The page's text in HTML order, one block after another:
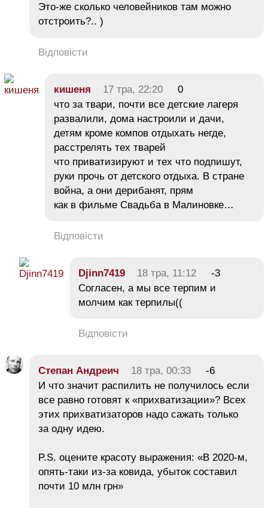
Это-же сколько человейников там можно
отстроить?.. )
Відповісти
кишеня 17 тра, 22:20
0
что за твари, почти все детские лагеря
развалили, дома настроили и дачи,
детям кроме компов отдыхать негде,
расстрелять тех тварей
что приватизируют и тех что подпишут,
руки прочь от детского отдыха. В стране
война, а они дерибанят, прям
как в фильме Свадьба в Малиновке…
Відповісти
Djinn7419 18 тра, 11:12
-3
Согласен, а мы все терпим и
молчим как терпилы((
Відповісти
Степан Андреич 18 тра, 00:33
-6
И что значит распилить не получилось если
все равно готовят к «прихватизации»? Всех
этих прихватизаторов надо сажать только
за одну идею.
P.S. оцените красоту выражения: «В 2020-м,
опять-таки из-за ковида, убыток составил
почти 10 млн грн»